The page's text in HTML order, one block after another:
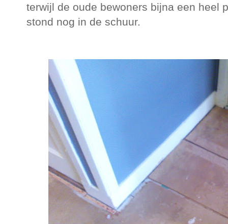
terwijl de oude bewoners bijna een heel
stond nog in de schuur.